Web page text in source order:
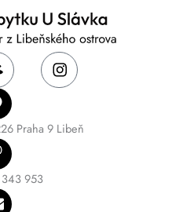
Praha 9 Libeň
953